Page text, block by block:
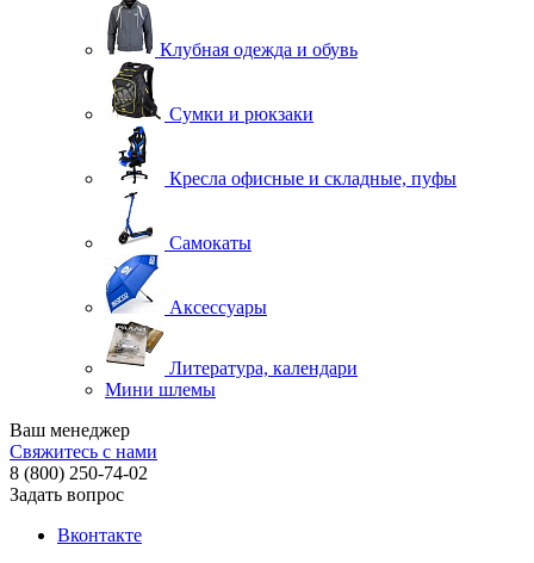
Клубная одежда и обувь
Сумки и рюкзаки
Кресла офисные и складные, пуфы
Самокаты
Аксессуары
Литература, календари
Мини шлемы
Ваш менеджер
Свяжитесь с нами
8 (800) 250-74-02
Задать вопрос
Вконтакте